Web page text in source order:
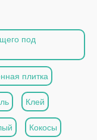
под
плитка
Клей
Кокосы